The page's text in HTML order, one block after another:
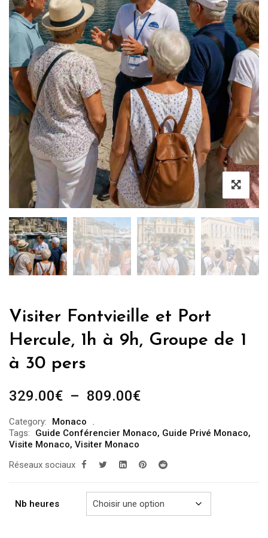
Visiter Fontvieille et Port
Hercule, 1h à 9h, Groupe de 1
à 30 pers
329.00€ – 809.00€Plage
prix :
à
Category:
Monaco
Tags:
Guide Conférencier Monaco, Guide Privé Monaco,
Visite Monaco, Visiter Monaco
Réseaux sociaux
Nb heures